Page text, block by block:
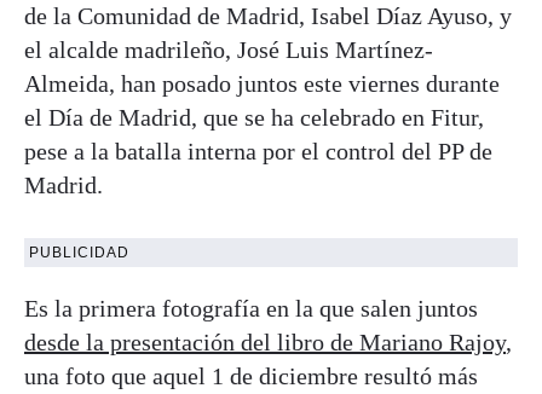
de la Comunidad de Madrid, Isabel Díaz Ayuso, y
el alcalde madrileño, José Luis Martínez-
Almeida, han posado juntos este viernes durante
el Día de Madrid, que se ha celebrado en Fitur,
pese a la batalla interna por el control del PP de
Madrid.
PUBLICIDAD
Es la primera fotografía en la que salen juntos
desde la presentación del libro de Mariano Rajoy,
una foto que aquel 1 de diciembre resultó más